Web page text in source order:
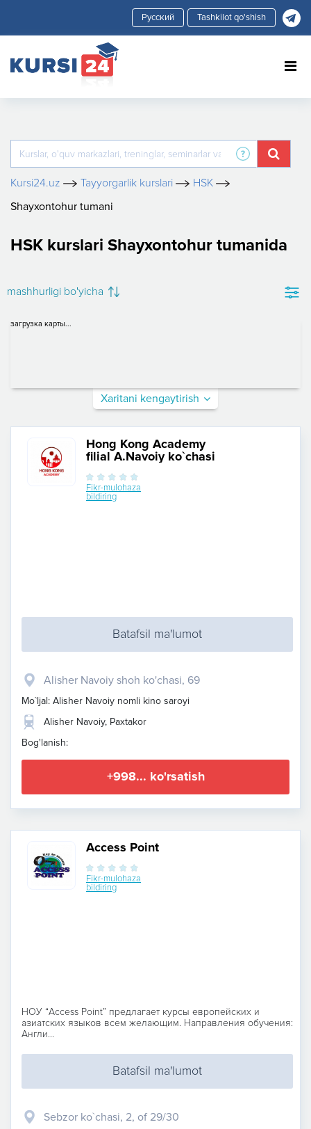
Tashkilot qo'shish
Kursi24.uz Tayyorgarlik kurslari
HSK
Shayxontohur tumani
HSK kurslari Shayxontohur tumanida
mashhurligi bo'yicha
загрузка карты...
Xaritani kengaytirish
Hong Kong Academy
filial A.Navoiy ko`chasi
Fikr-mulohaza
bildiring
Batafsil ma'lumot
Alisher Navoiy shoh ko'chasi, 69
Mo`ljal: Alisher Navoiy nomli kino saroyi
Alisher Navoiy, Paxtakor
Bog'lanish:
+998... ko'rsatish
Access Point
Fikr-mulohaza
bildiring
НОУ “Access Point” предлагает курсы европейских и
азиатских языков всем желающим. Направления обучения:
Англи...
Batafsil ma'lumot
Sebzor ko`chasi, 2, of 29/30